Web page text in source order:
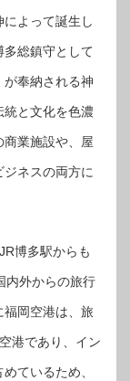
よって誕生し
総鎮守として
奉納される神
と文化を色濃
商業施設や、屋
ネスの両方に
博多駅からも
内外からの旅行
岡空港は、旅
港であり、イン
ているため、